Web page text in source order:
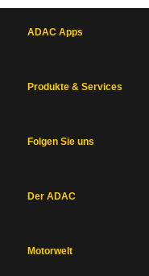
ADAC Apps
Produkte & Services
Folgen Sie uns
Der ADAC
Motorwelt